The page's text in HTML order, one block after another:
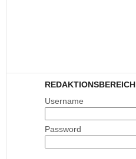
REDAKTIONSBEREICH
Username
Password